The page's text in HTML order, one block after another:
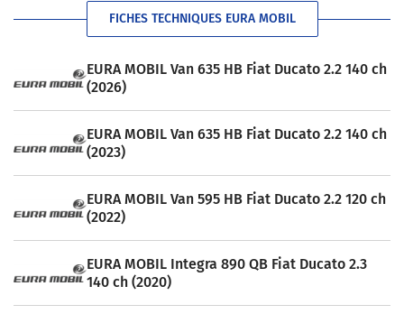
FICHES TECHNIQUES EURA MOBIL
EURA MOBIL Van 635 HB Fiat Ducato 2.2 140 ch
(2026)
EURA MOBIL Van 635 HB Fiat Ducato 2.2 140 ch
(2023)
EURA MOBIL Van 595 HB Fiat Ducato 2.2 120 ch
(2022)
EURA MOBIL Integra 890 QB Fiat Ducato 2.3
140 ch (2020)